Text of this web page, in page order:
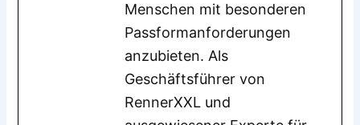
Menschen mit besonderen
Passformanforderungen
anzubieten. Als
Geschäftsführer von
RennerXXL und